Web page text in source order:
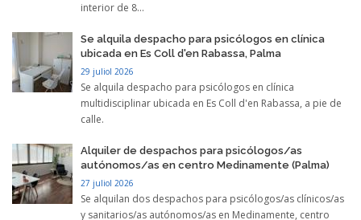
interior de 8...
Se alquila despacho para psicólogos en clínica
ubicada en Es Coll d'en Rabassa, Palma
29 juliol 2026
Se alquila despacho para psicólogos en clínica
multidisciplinar ubicada en Es Coll d'en Rabassa, a pie de
calle.
Alquiler de despachos para psicólogos/as
autónomos/as en centro Medinamente (Palma)
27 juliol 2026
Se alquilan dos despachos para psicólogos/as clínicos/as
y sanitarios/as autónomos/as en Medinamente, centro